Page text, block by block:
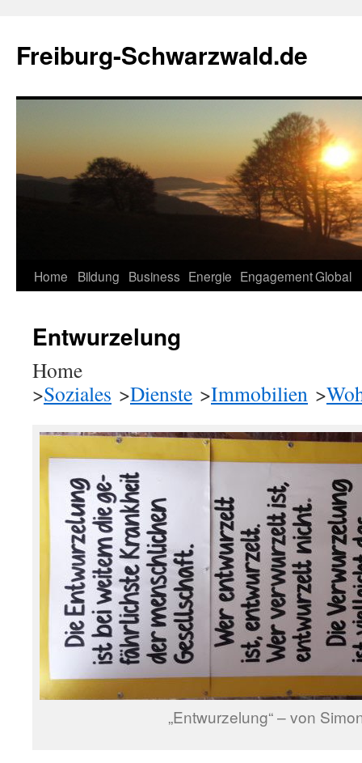
springen
Freiburg-Schwarzwald.de
Home Bildung Business Energie EngagementGlobal
Entwurzelung
Home
>Soziales >Dienste >Immobilien >
„Entwurzelung“ – von